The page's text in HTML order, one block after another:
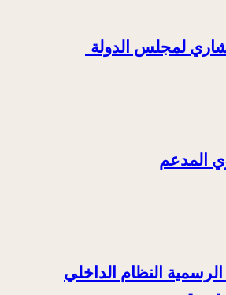
لمجلس الدولة
المدعم
النظام الداخلي